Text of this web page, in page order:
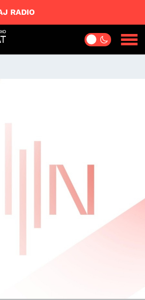
RADIO